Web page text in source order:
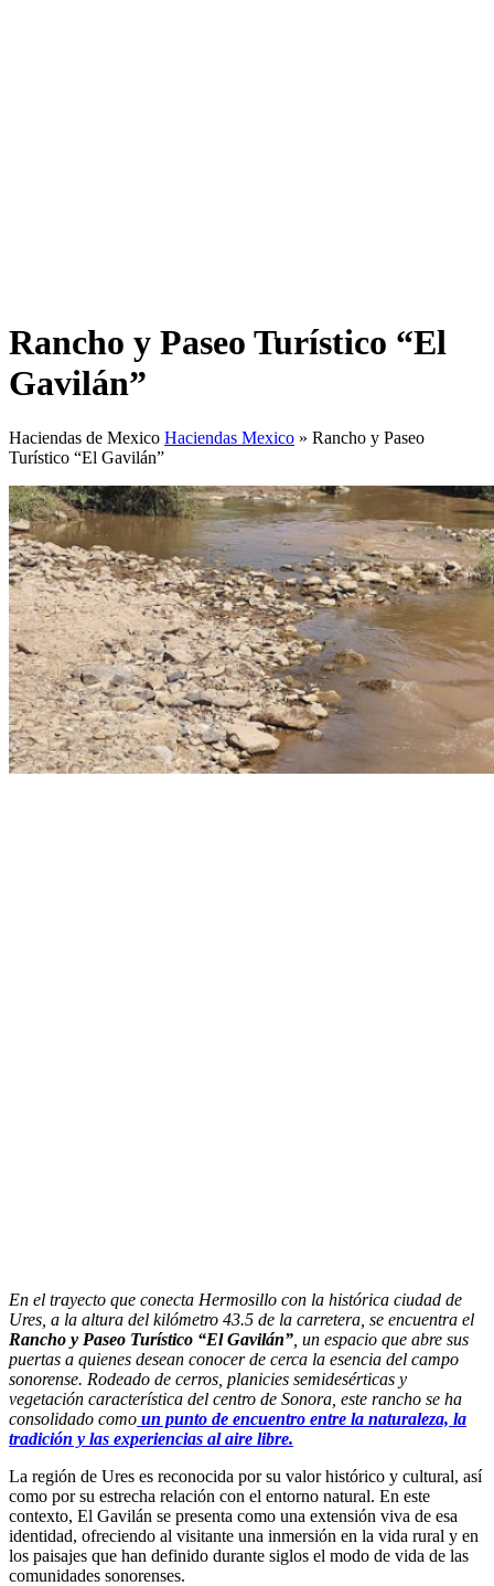
Rancho y Paseo Turístico “El
Gavilán”
Haciendas de Mexico Haciendas Mexico » Rancho y Paseo
Turístico “El Gavilán”
En el trayecto que conecta Hermosillo con la histórica ciudad de
Ures, a la altura del kilómetro 43.5 de la carretera, se encuentra el
Rancho y Paseo Turístico “El Gavilán” , un espacio que abre sus
puertas a quienes desean conocer de cerca la esencia del campo
sonorense. Rodeado de cerros, planicies semidesérticas y
vegetación característica del centro de Sonora, este rancho se ha
consolidado como un punto de encuentro entre la naturaleza, la
tradición y las experiencias al aire libre.
La región de Ures es reconocida por su valor histórico y cultural, así
como por su estrecha relación con el entorno natural. En este
contexto, El Gavilán se presenta como una extensión viva de esa
identidad, ofreciendo al visitante una inmersión en la vida rural y en
los paisajes que han definido durante siglos el modo de vida de las
comunidades sonorenses.